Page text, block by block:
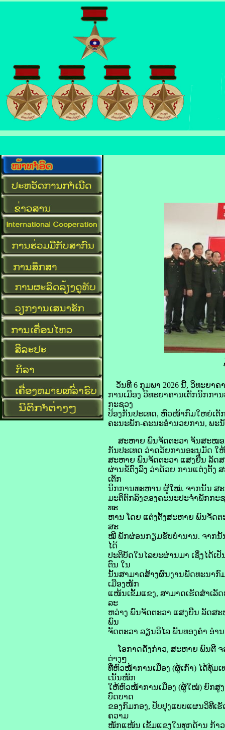
ວັນທີ 6 ກຸມພາ 2026 ນີ້, ວິທະຍ
ການເມືອງ ວິທະຍາຄານເຕັກນິກກ
ກະຊວງ
ປ້ອງກັນປະເທດ, ຫົວໜ້າກົມໃຫຍ່ເຕັ
ຄະນະພັກ-ຄະນະອຳນວຍການ, ພະ
ສະຫາຍ ພົນຈັດຕະວາ ຈັນສະໝອ
ກັນປະເທດ ວ່າດວ້ຍການອະນຸມັດ
ສະຫາຍ ພົນຈັດຕະວາ ແສງຍືນ ລັດ
ຜ່ານຂໍ້ຕົງລົງ ວ່າດ້ວຍ ການແຕ່ງຕັ້ງ
ເຕັກ
ນິກການທະຫານ ຜູ້ໃໝ່. ຈາກນັ້ນ ສ
ມະຕິຕົກລົງຂອງຄະນະປະຈຳພັກກະ
ທະ
ຫານ ໂດຍ ແຕ່ງຕັ້ງສະຫາຍ ພົນຈັດ
ສະ
ໝີ ພັກຜ່ອນກຽມຮັບບຳນານ. ຈາກ
ໄດ້
ປະຕິບັດໃນໄລຍະຜ່ານມາ ເຊິ່ງໄດ້ເ
ຕົນ ໃນ
ນັ້ນສາມາດສ້າງຜົນງານພັດທະນາກົ
ເມືອງໜັກ
ແໜ້ນເຂັ້ມແຂງ, ສາມາດເຮັດສຳເລັ
ລະ
ຫວ່າງ ພົນຈັດຕະວາ ແສງຍືນ ລັດສ
ພົນ
ຈັດຕະວາ ລຽນວິໄລ ພັນທອງຄຳ ອ
ໂອກາດດັ່ງກ່າວ, ສະຫາຍ ພົນຕີ ຈ
ຕ່າງໆ
ທີ່ຫົວໜ້າການເມືອງ (ຜູ້ເກົ່າ) ໄດ້ທຸ້ມ
ເນັ້ນໜັກ
ໃຫ້ຫົວໜ້າການເມືອງ (ຜູ້ໃໝ່) ຍົກສູ
ບົດບາດ
ຂອງກົມກອງ, ປັບປຸງແບບແຜນວິທີເ
ຄວາມ
ໜັກແໜ້ນ ເຂັ້ມແຂງໃນທຸກດ້ານ ກ້າ